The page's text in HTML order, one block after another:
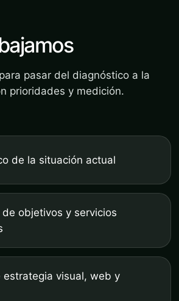
pasar del diagnóstico a la
prioridades y medición.
de la situación actual
de objetivos y servicios
estrategia visual, web y